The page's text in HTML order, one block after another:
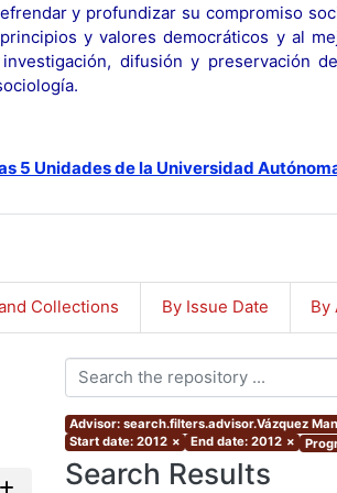
y profundizar su compromiso
y valores democráticos y al
difusión y preservación
5 Unidades de la Universidad
Collections By Issue Date By
Advisor: search.filters.advisor.Vázquez
Start date: 2012 × End date: 2012 ×
Search Results